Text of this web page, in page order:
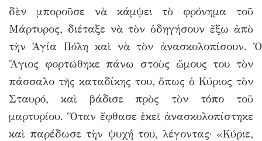
δὲν μποροῦσε νὰ κάμψει τὸ φρόνημα τοῦ
Μάρτυρος, διέταξε νὰ τὸν ὁδηγήσουν ἔξω ἀπὸ
τὴν Ἁγία Πόλη καὶ νὰ τὸν ἀνασκολοπίσουν. Ὁ
Ἅγιος φορτώθηκε πάνω στοὺς ὥμους του τὸν
πάσσαλο τῆς καταδίκης του, ὅπως ὁ Κύριος τὸν
Σταυρό, καὶ βάδισε πρὸς τὸν τόπο τοῦ
μαρτυρίου. Ὅταν ἔφθασε ἐκεῖ ἀνασκολοπίστηκε
καὶ παρέδωσε τὴν ψυχή του, λέγοντας· «Κύριε,